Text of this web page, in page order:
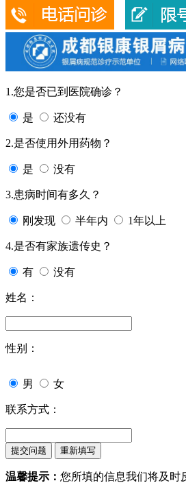
1.您是否已到医院确诊？
是 还没有
2.是否使用外用药物？
是 没有
3.患病时间有多久？
刚发现 半年内 1年以上
4.是否有家族遗传史？
有 没有
姓名：
性别：
男 女
联系方式：
温馨提示： 您所填的信息我们将及时